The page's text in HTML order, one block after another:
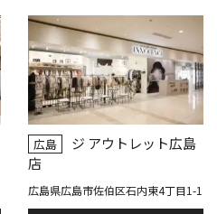
広島
ジ アウトレット広島
店
広島県広島市佐伯区石内東4丁目1-1